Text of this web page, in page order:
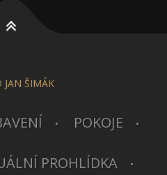
JAN ŠIMÁK
POKOJE
PROHLÍDKA